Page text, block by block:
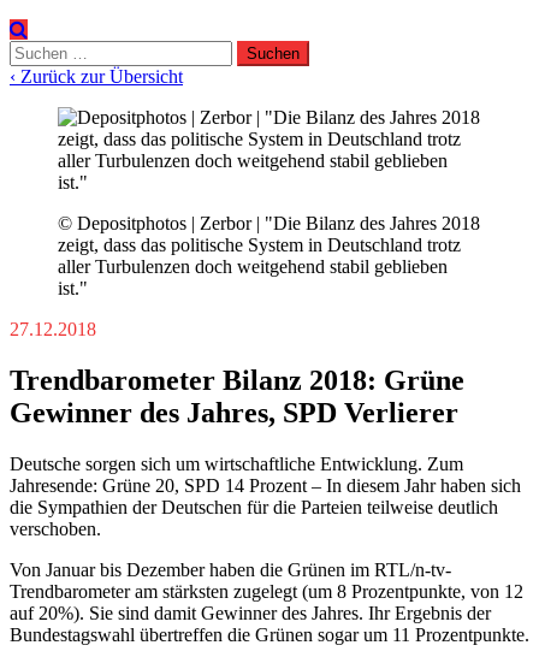
Suchen
nach:
‹ Zurück zur Übersicht
© Depositphotos | Zerbor | "Die Bilanz des Jahres 2018
zeigt, dass das politische System in Deutschland trotz
aller Turbulenzen doch weitgehend stabil geblieben
ist."
27.12.2018
Trendbarometer Bilanz 2018: Grüne
Gewinner des Jahres, SPD Verlierer
Deutsche sorgen sich um wirtschaftliche Entwicklung. Zum
Jahresende: Grüne 20, SPD 14 Prozent – In diesem Jahr haben sich
die Sympathien der Deutschen für die Parteien teilweise deutlich
verschoben.
Von Januar bis Dezember haben die Grünen im RTL/n-tv-
Trendbarometer am stärksten zugelegt (um 8 Prozentpunkte, von 12
auf 20%). Sie sind damit Gewinner des Jahres. Ihr Ergebnis der
Bundestagswahl übertreffen die Grünen sogar um 11 Prozentpunkte.